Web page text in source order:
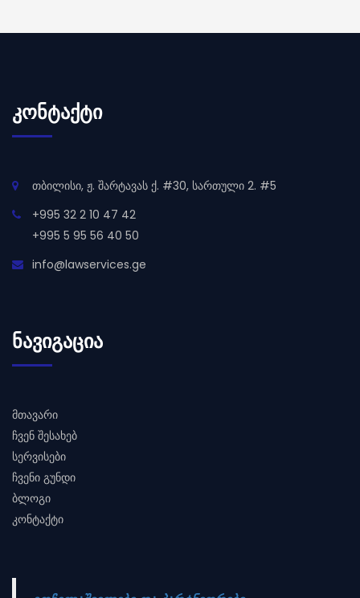
ᲙᲝᲜᲢᲐᲥᲢᲘ
თბილისი, ჟ. შარტავას ქ. #30, სართული 2. #5
+995 32 2 10 47 42
+995 5 95 56 40 50
info@lawservices.ge
ᲜᲐᲕᲘᲒᲐᲪᲘᲐ
მთავარი
ჩვენ შესახებ
სერვისები
ჩვენი გუნდი
ბლოგი
კონტაქტი